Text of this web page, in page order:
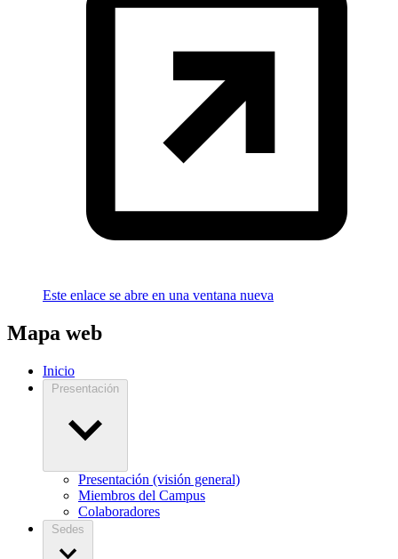
Este enlace se abre en una ventana nueva
Mapa web
Inicio
Presentación
Presentación (visión general)
Miembros del Campus
Colaboradores
Sedes